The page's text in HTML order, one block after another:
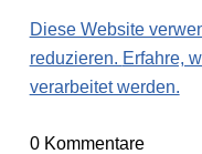
Diese Website
reduzieren. Erfahre,
verarbeitet werden.
0Kommentare